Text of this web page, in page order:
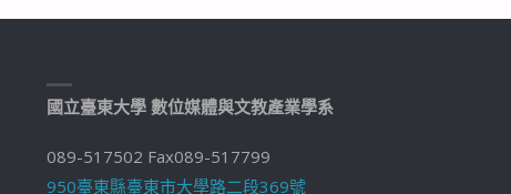
國立臺東大學 數位媒體與文教產業學系
089-517502 Fax089-517799
950臺東縣臺東市大學路二段369號